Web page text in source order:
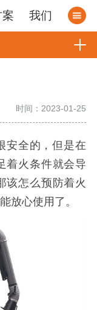
我们
时间：2023-01-25
安全的，但是在
着火条件就会导
该怎么预防着火
放心使用了。